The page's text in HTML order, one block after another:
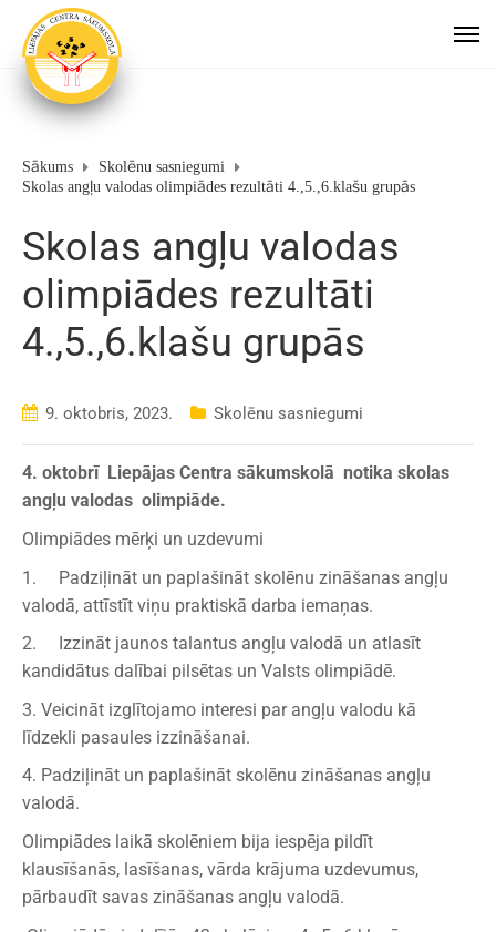
Sākums
Skolēnu sasniegumi
Skolas angļu valodas olimpiādes rezultāti 4.,5.,6.klašu grupās
Skolas angļu valodas
olimpiādes rezultāti
4.,5.,6.klašu grupās
9. oktobris, 2023. Skolēnu sasniegumi
4. oktobrī Liepājas Centra sākumskolā notika skolas
angļu valodas olimpiāde.
Olimpiādes mērķi un uzdevumi
1. Padziļināt un paplašināt skolēnu zināšanas angļu
valodā, attīstīt viņu praktiskā darba iemaņas.
2. Izzināt jaunos talantus angļu valodā un atlasīt
kandidātus dalībai pilsētas un Valsts olimpiādē.
3. Veicināt izglītojamo interesi par angļu valodu kā
līdzekli pasaules izzināšanai.
4. Padziļināt un paplašināt skolēnu zināšanas angļu
valodā.
Olimpiādes laikā skolēniem bija iespēja pildīt
klausīšanās, lasīšanas, vārda krājuma uzdevumus,
pārbaudīt savas zināšanas angļu valodā.